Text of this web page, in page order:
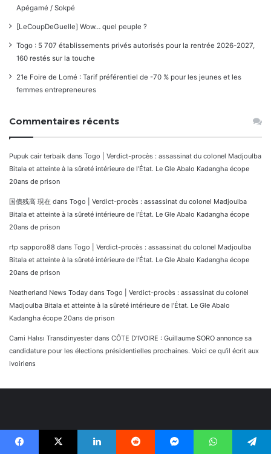
Apégamé / Sokpé
[LeCoupDeGuelle] Wow… quel peuple ?
Togo : 5 707 établissements privés autorisés pour la rentrée 2026-2027,
160 restés sur la touche
21e Foire de Lomé : Tarif préférentiel de -70 % pour les jeunes et les
femmes entrepreneures
Commentaires récents
Pupuk cair terbaik dans Togo | Verdict-procès : assassinat du colonel Madjoulba
Bitala et atteinte à la sûreté intérieure de l’État. Le Gle Abalo Kadangha écope
20ans de prison
国債残高 現在 dans Togo | Verdict-procès : assassinat du colonel Madjoulba
Bitala et atteinte à la sûreté intérieure de l’État. Le Gle Abalo Kadangha écope
20ans de prison
rtp sapporo88 dans Togo | Verdict-procès : assassinat du colonel Madjoulba
Bitala et atteinte à la sûreté intérieure de l’État. Le Gle Abalo Kadangha écope
20ans de prison
Neatherland News Today dans Togo | Verdict-procès : assassinat du colonel
Madjoulba Bitala et atteinte à la sûreté intérieure de l’État. Le Gle Abalo
Kadangha écope 20ans de prison
Cami Halısı Transdinyester dans CÔTE D’IVOIRE : Guillaume SORO annonce sa
candidature pour les élections présidentielles prochaines. Voici ce qu’il écrit aux
Ivoiriens